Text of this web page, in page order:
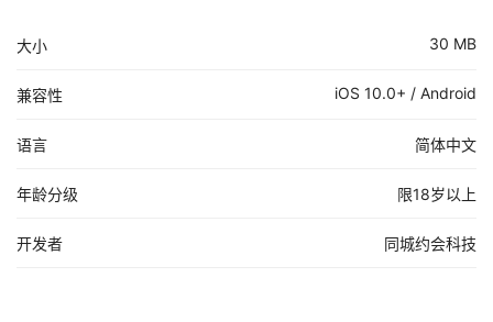
大小 30 MB
兼容性 iOS 10.0+ / Android
语言 简体中文
年龄分级 限18岁以上
开发者 同城约会科技